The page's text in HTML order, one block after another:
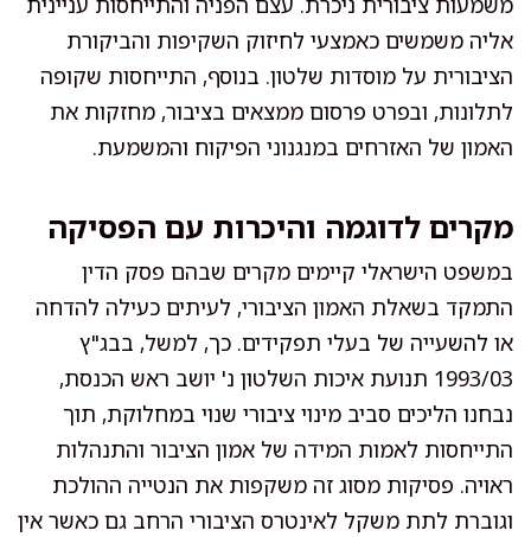
אליה משמשים כאמצעי לחיזוק השקיפות והביקורת
הציבורית על מוסדות שלטון. בנוסף, התייחסות שקופה
לתלונות, ובפרט פרסום ממצאים בציבור, מחזקות את
האמון של האזרחים במנגנוני הפיקוח והמשמעת.
מקרים לדוגמה והיכרות עם הפסיקה
במשפט הישראלי קיימים מקרים שבהם פסק הדין
התמקד בשאלת האמון הציבורי, לעיתים כעילה להדחה
או להשעייה של בעלי תפקידים. כך, למשל, בבג"ץ
1993/03 תנועת איכות השלטון נ' יושב ראש הכנסת,
נבחנו הליכים סביב מינוי ציבורי שנוי במחלוקת, תוך
התייחסות לאמות המידה של אמון הציבור והתנהלות
ראויה. פסיקות מסוג זה משקפות את הנטייה ההולכת
וגוברת לתת משקל לאינטרס הציבורי הרחב גם כאשר אין